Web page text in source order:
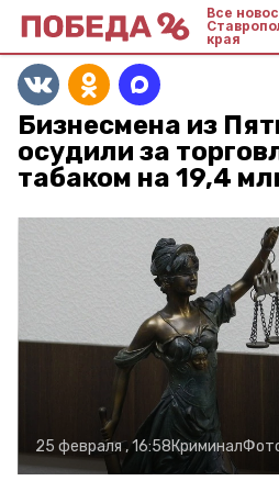
Все
края
Бизнесмена из
осудили за
табаком на 19,4
25 февраля , 16:58Криминал